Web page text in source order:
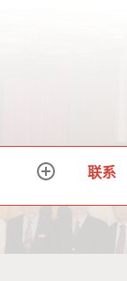
expand
menu
联系